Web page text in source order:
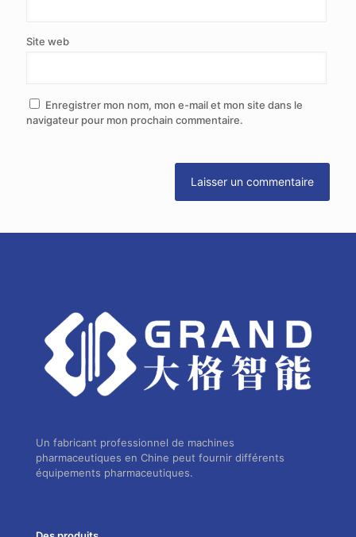
Site web
Enregistrer mon nom, mon e-mail et mon site dans le
navigateur pour mon prochain commentaire.
Un fabricant professionnel de machines
pharmaceutiques en Chine peut fournir différents
équipements pharmaceutiques.